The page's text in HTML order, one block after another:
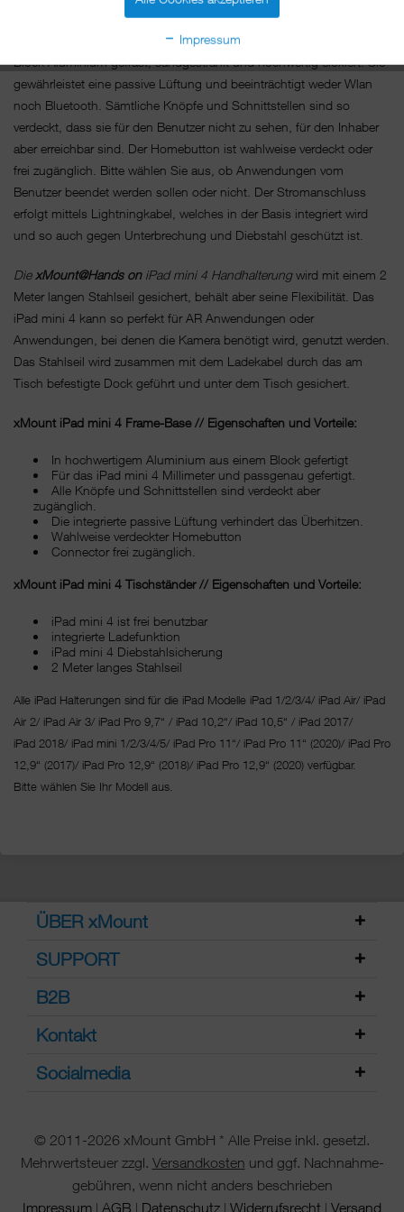
xMount Frame-Base,so nennen wir die Basis, in der das iPad
mini 4 diebstahlsicher gehalten und geschützt wird, ist aus einem
Block Aluminium gefräst, sandgestrahlt und hochwertig eloxiert. Sie
gewährleistet eine passive Lüftung und beeinträchtigt weder Wlan
noch Bluetooth. Sämtliche Knöpfe und Schnittstellen sind so
verdeckt, dass sie für den Benutzer nicht zu sehen, für den Inhaber
aber erreichbar sind. Der Homebutton ist wahlweise verdeckt oder
frei zugänglich. Bitte wählen Sie aus, ob Anwendungen vom
Benutzer beendet werden sollen oder nicht. Der Stromanschluss
erfolgt mittels Lightningkabel, welches in der Basis integriert wird
und so auch gegen Unterbrechung und Diebstahl geschützt ist.
Die xMount@Hands oniPad mini 4 Handhalterungwird mit einem 2
Meter langen Stahlseil gesichert, behält aber seine Flexibilität. Das
iPad mini 4 kann so perfekt für AR Anwendungen oder
Anwendungen, bei denen die Kamera benötigt wird, genutzt werden.
Das Stahlseil wird zusammen mit dem Ladekabel durch das am
Tisch befestigte Dock geführt und unter dem Tisch gesichert.
xMount iPad mini 4 Frame-Base // Eigenschaften und Vorteile:
In hochwertigem Aluminium aus einem Block gefertigt
Für das iPad mini 4 Millimeter und passgenau gefertigt.
Alle Knöpfe und Schnittstellen sind verdeckt aber
zugänglich.
Die integrierte passive Lüftung verhindert das Überhitzen.
Wahlweise verdeckter Homebutton
Connector frei zugänglich.
xMount iPad mini 4 Tischständer // Eigenschaften und Vorteile:
iPad mini 4 ist frei benutzbar
integrierte Ladefunktion
iPad mini 4 Diebstahlsicherung
2 Meter langes Stahlseil
Alle iPad Halterungen sind für die iPad Modelle iPad 1/2/3/4/ iPad Air/ iPad
Air 2/ iPad Air 3/ iPad Pro 9,7“ / iPad 10,2“/ iPad 10,5“ / iPad 2017/
iPad 2018/ iPad mini 1/2/3/4/5/ iPad Pro 11“/ iPad Pro 11“ (2020)/ iPad Pro
12,9“ (2017)/ iPad Pro 12,9“ (2018)/ iPad Pro 12,9“ (2020) verfügbar.
Bitte wählen Sie Ihr Modell aus.
ÜBER xMount
SUPPORT
B2B
Kontakt
Socialmedia
© 2011-2026 xMount GmbH * Alle Preise inkl. gesetzl.
Mehrwertsteuer zzgl. Versandkosten und ggf. Nachnahme-
gebühren, wenn nicht anders beschrieben
Impressum | AGB | Datenschutz | Widerrufsrecht | Versand
Impressum